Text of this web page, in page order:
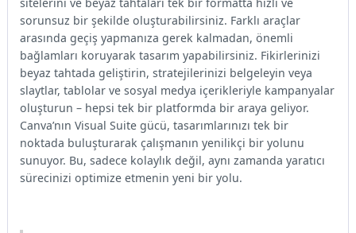
sorunsuz bir şekilde oluşturabilirsiniz. Farklı araçlar
arasında geçiş yapmanıza gerek kalmadan, önemli
bağlamları koruyarak tasarım yapabilirsiniz. Fikirlerinizi
beyaz tahtada geliştirin, stratejilerinizi belgeleyin veya
slaytlar, tablolar ve sosyal medya içerikleriyle kampanyalar
oluşturun – hepsi tek bir platformda bir araya geliyor.
Canva’nın Visual Suite gücü, tasarımlarınızı tek bir
noktada buluşturarak çalışmanın yenilikçi bir yolunu
sunuyor. Bu, sadece kolaylık değil, aynı zamanda yaratıcı
sürecinizi optimize etmenin yeni bir yolu.